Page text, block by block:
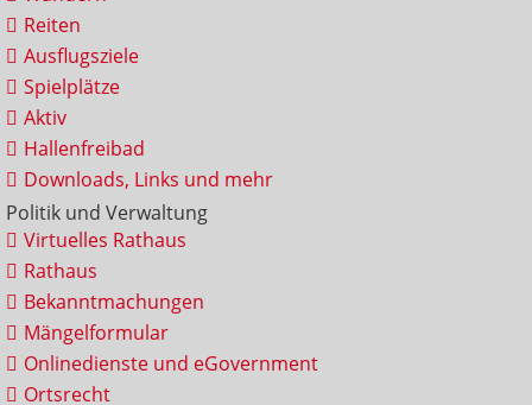
Reiten
Ausflugsziele
Spielplätze
Aktiv
Hallenfreibad
Downloads, Links und mehr
Politik und Verwaltung
Virtuelles Rathaus
Rathaus
Bekanntmachungen
Mängelformular
Onlinedienste und eGovernment
Ortsrecht